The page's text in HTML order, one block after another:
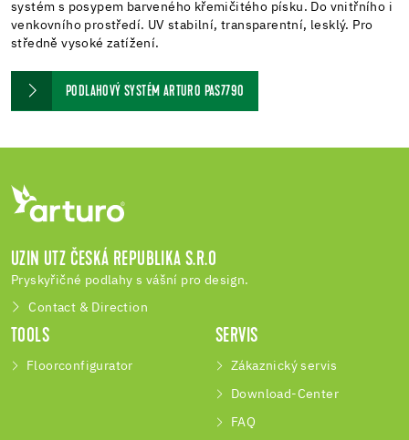
systém s posypem barveného křemičitého písku. Do vnitřního i
venkovního prostředí. UV stabilní, transparentní, lesklý. Pro
středně vysoké zatížení.
PODLAHOVÝ SYSTÉM ARTURO PAS7790
UZIN UTZ ČESKÁ REPUBLIKA S.R.O
Pryskyřičné podlahy s vášní pro design.
Contact & Direction
TOOLS
Floorconfigurator
SERVIS
Zákaznický servis
Download-Center
FAQ